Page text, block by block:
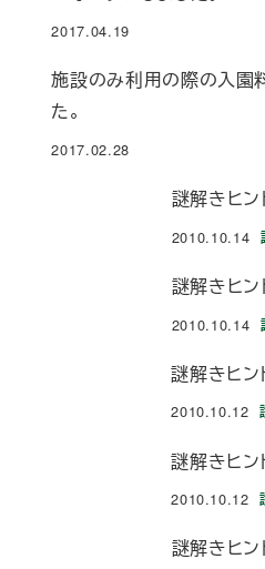
投稿日
2017.04.19
施設のみ利用の際の入園
た。
投稿日
2017.02.28
謎解きヒン
投稿日
2010.10.14
謎解きヒン
投稿日
2010.10.14
謎解きヒン
投稿日
2010.10.12
謎解きヒン
投稿日
2010.10.12
謎解きヒン